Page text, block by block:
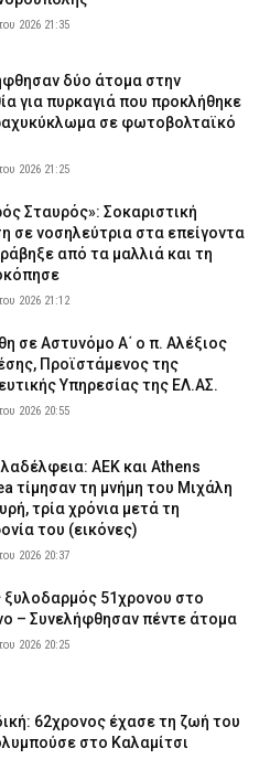
πάνω από 200 ναζιστικά πλοία
μνήμες του Β’ Παγκοσμίου
2026 21:35
δύο άτομα στην
για πυρκαγιά που προκλήθηκε
σε φωτοβολταϊκό
2026 21:25
Σταυρός»: Σοκαριστική
σε νοσηλεύτρια στα επείγοντα
από τα μαλλιά και τη
2026 21:12
σε Αστυνόμο Α΄ ο π. Αλέξιος
Προϊστάμενος της
Υπηρεσίας της ΕΛ.ΑΣ.
2026 20:55
ΑΕΚ και Athens
τίμησαν τη μνήμη του Μιχάλη
τρία χρόνια μετά τη
του (εικόνες)
2026 20:37
ξυλοδαρμός 51χρονου στο
– Συνελήφθησαν πέντε άτομα
2026 20:25
62χρονος έχασε τη ζωή του
στο Καλαμίτσι